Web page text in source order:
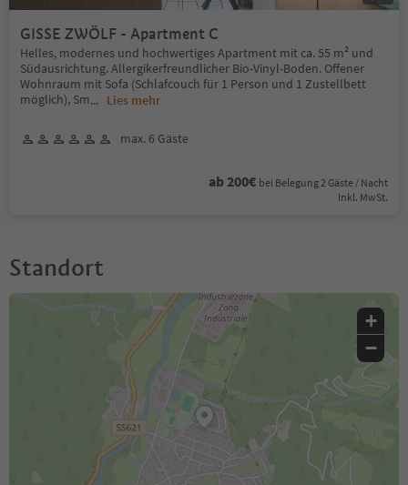
GISSE ZWÖLF - Apartment C
Helles, modernes und hochwertiges Apartment mit ca. 55 m² und
Südausrichtung. Allergikerfreundlicher Bio-Vinyl-Boden. Offener
Wohnraum mit Sofa (Schlafcouch für 1 Person und 1 Zustellbett
möglich), Sm... Lies mehr
max. 6 Gäste
ab 200€ bei Belegung 2 Gäste / Nacht
Inkl. MwSt.
Standort
+
−